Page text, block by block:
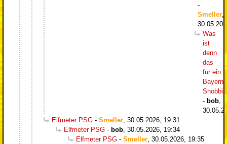
-
Smeller
Was
ist
denn
das
für ein
Bayern-
- bob
Elfmeter PSG - Smeller 30.05.2026, 19:31
Elfmeter PSG - bob 30.05.2026, 19:34
Elfmeter PSG - Smeller 30.05.2026, 19:35